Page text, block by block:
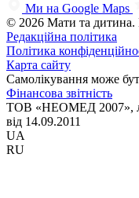
Ми на Google Maps
© 2026 Мати та дитина.
Редакційна політика
Політика
Карта сайту
Самолікування може
Фінансова звітність
ТОВ «НЕОМЕД 2007»,
від 14.09.2011
UA
RU